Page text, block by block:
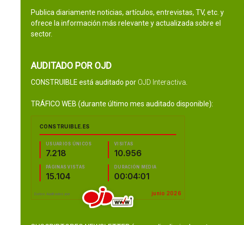
Publica diariamente noticias, artículos, entrevistas, TV, etc. y
ofrece la información más relevante y actualizada sobre el
sector.
AUDITADO POR OJD
CONSTRUIBLE está auditado por OJD Interactiva
TRÁFICO WEB (durante último mes auditado disponible):